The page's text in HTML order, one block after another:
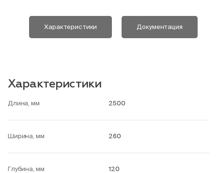
Характеристики Документация
Характеристики
Длина, мм 2500
Ширина, мм 260
Глубина, мм 120